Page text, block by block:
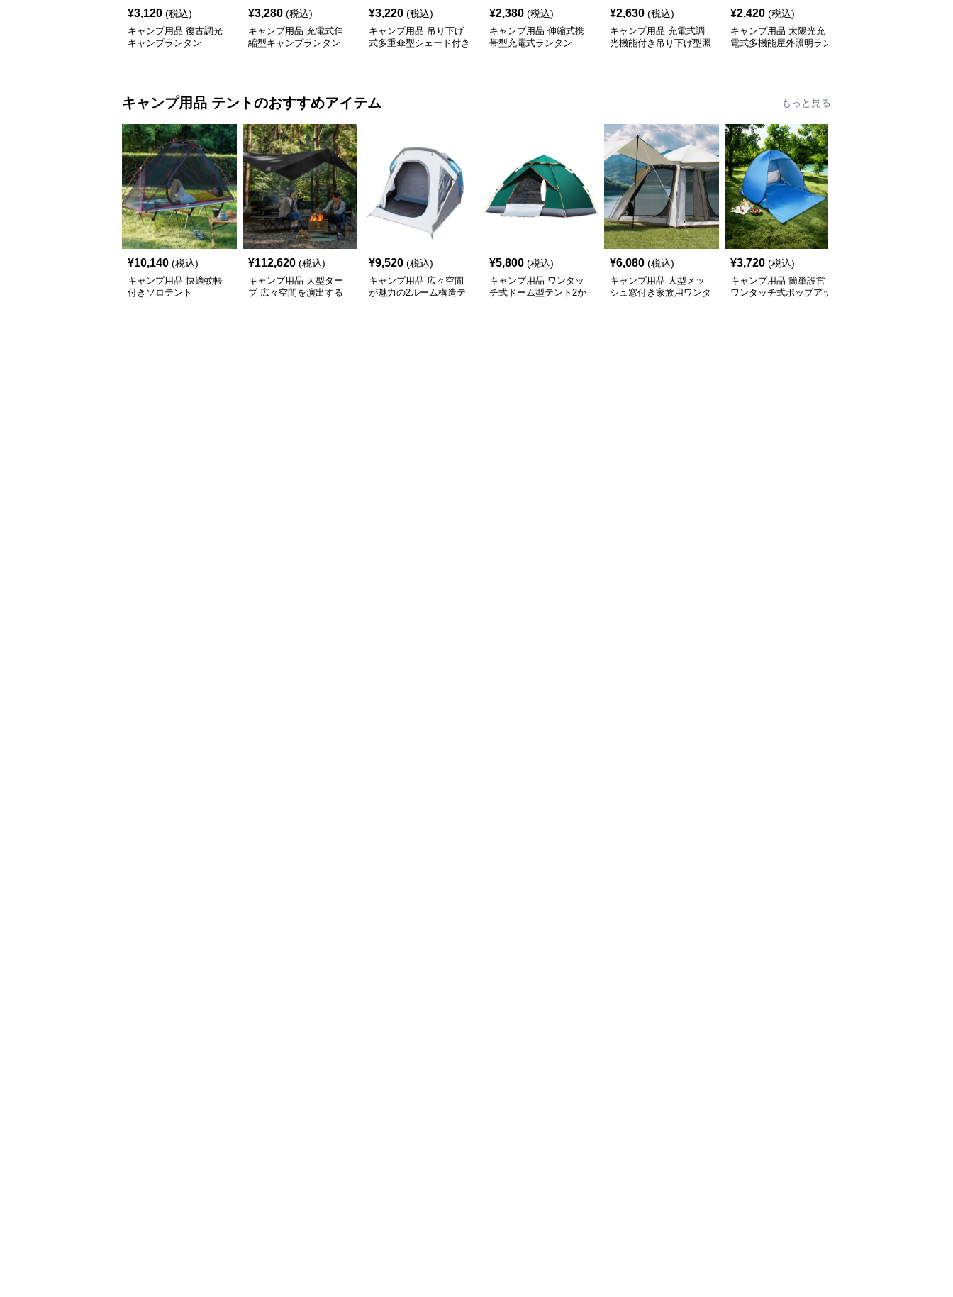
¥3,120 (税込)
キャンプ用品 復古調光
キャンプランタン
¥3,280 (税込)
キャンプ用品 充電式伸
縮型キャンプランタン
¥3,220 (税込)
キャンプ用品 吊り下げ
式多重傘型シェード付き
¥2,380 (税込)
キャンプ用品 伸縮式携
帯型充電式ランタン
¥2,630 (税込)
キャンプ用品 充電式調
光機能付き吊り下げ型照
¥2,420 (税込)
キャンプ用品 太陽光充
電式多機能屋外照明ラン
キャンプ用品 テントのおすすめアイテム もっと見る
¥10,140 (税込)
キャンプ用品 快適蚊帳
付きソロテント
¥112,620 (税込)
キャンプ用品 大型ター
プ 広々空間を演出する
¥9,520 (税込)
キャンプ用品 広々空間
が魅力の2ルーム構造テ
¥5,800 (税込)
キャンプ用品 ワンタッ
チ式ドーム型テント2か
¥6,080 (税込)
キャンプ用品 大型メッ
シュ窓付き家族用ワンタ
¥3,720 (税込)
キャンプ用品 簡単設営
ワンタッチ式ポップアッ